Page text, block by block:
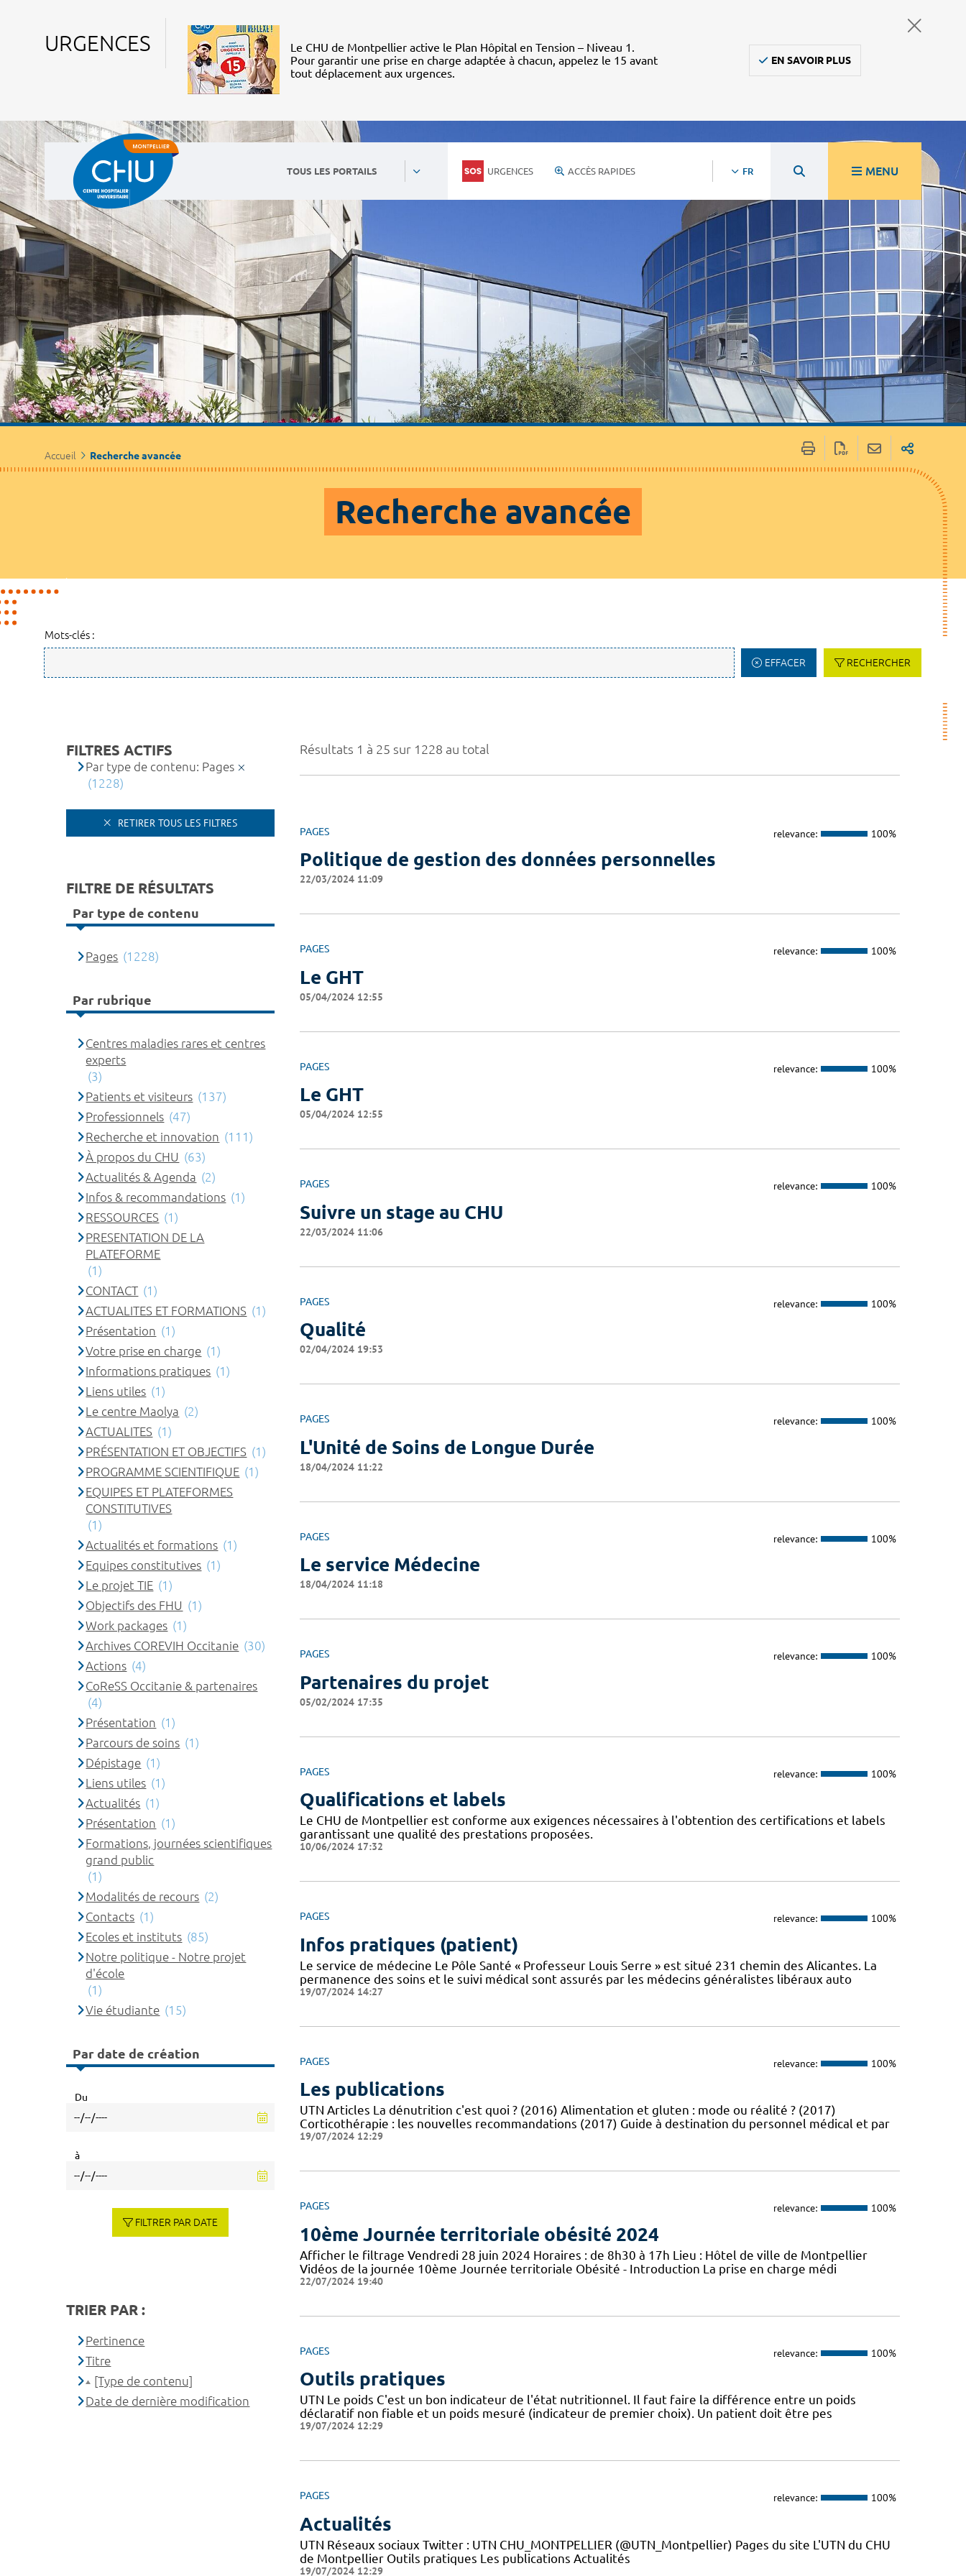
URGENCES
Le CHU de Montpellier active le Plan Hôpital en Tension – Niveau 1.
Pour garantir une prise en charge adaptée à chacun, appelez le 15 avant
tout déplacement aux urgences.
EN SAVOIR PLUS
TOUS LES PORTAILS URGENCES ACCÈS RAPIDES FR MENU
Accueil Recherche avancée
Recherche avancée
Mots-clés :
EFFACER RECHERCHER
Résultats 1 à 25 sur 1228 au total
PAGES relevance: 100%
Politique de gestion des données personnelles
22/03/2024 11:09
PAGES relevance: 100%
Le GHT
05/04/2024 12:55
PAGES relevance: 100%
Le GHT
05/04/2024 12:55
PAGES relevance: 100%
Suivre un stage au CHU
22/03/2024 11:06
PAGES relevance: 100%
Qualité
02/04/2024 19:53
PAGES relevance: 100%
L'Unité de Soins de Longue Durée
18/04/2024 11:22
PAGES relevance: 100%
Le service Médecine
18/04/2024 11:18
PAGES relevance: 100%
Partenaires du projet
05/02/2024 17:35
PAGES relevance: 100%
Qualifications et labels
Le CHU de Montpellier est conforme aux exigences nécessaires à l'obtention des certifications et labels
garantissant une qualité des prestations proposées.
10/06/2024 17:32
PAGES relevance: 100%
Infos pratiques (patient)
Le service de médecine Le Pôle Santé « Professeur Louis Serre » est situé 231 chemin des Alicantes. La
permanence des soins et le suivi médical sont assurés par les médecins généralistes libéraux auto
19/07/2024 14:27
PAGES relevance: 100%
Les publications
UTN Articles La dénutrition c'est quoi ? (2016) Alimentation et gluten : mode ou réalité ? (2017)
Corticothérapie : les nouvelles recommandations (2017) Guide à destination du personnel médical et par
19/07/2024 12:29
PAGES relevance: 100%
10ème Journée territoriale obésité 2024
Afficher le filtrage Vendredi 28 juin 2024 Horaires : de 8h30 à 17h Lieu : Hôtel de ville de Montpellier
Vidéos de la journée 10ème Journée territoriale Obésité - Introduction La prise en charge médi
22/07/2024 19:40
PAGES relevance: 100%
Outils pratiques
UTN Le poids C'est un bon indicateur de l'état nutritionnel. Il faut faire la différence entre un poids
déclaratif non fiable et un poids mesuré (indicateur de premier choix). Un patient doit être pes
19/07/2024 12:29
PAGES relevance: 100%
Actualités
UTN Réseaux sociaux Twitter : UTN CHU_MONTPELLIER (@UTN_Montpellier) Pages du site L'UTN du CHU
de Montpellier Outils pratiques Les publications Actualités
19/07/2024 12:29
FILTRES ACTIFS
Par type de contenu: Pages
(1228)
RETIRER TOUS LES FILTRES
FILTRE DE RÉSULTATS
Par type de contenu
Pages (1228)
Par rubrique
Centres maladies rares et centres
experts
(3)
Patients et visiteurs (137)
Professionnels (47)
Recherche et innovation (111)
À propos du CHU (63)
Actualités & Agenda (2)
Infos & recommandations (1)
RESSOURCES (1)
PRESENTATION DE LA
PLATEFORME
(1)
CONTACT (1)
ACTUALITES ET FORMATIONS (1)
Présentation (1)
Votre prise en charge (1)
Informations pratiques (1)
Liens utiles (1)
Le centre Maolya (2)
ACTUALITES (1)
PRÉSENTATION ET OBJECTIFS (1)
PROGRAMME SCIENTIFIQUE (1)
EQUIPES ET PLATEFORMES
CONSTITUTIVES
(1)
Actualités et formations (1)
Equipes constitutives (1)
Le projet TIE (1)
Objectifs des FHU (1)
Work packages (1)
Archives COREVIH Occitanie (30)
Actions (4)
CoReSS Occitanie & partenaires
(4)
Présentation (1)
Parcours de soins (1)
Dépistage (1)
Liens utiles (1)
Actualités (1)
Présentation (1)
Formations, journées scientifiques
grand public
(1)
Modalités de recours (2)
Contacts (1)
Ecoles et instituts (85)
Notre politique - Notre projet
d'école
(1)
Vie étudiante (15)
Par date de création
Du
à
FILTRER PAR DATE
TRIER PAR :
Pertinence
Titre
[Type de contenu]
Date de dernière modification